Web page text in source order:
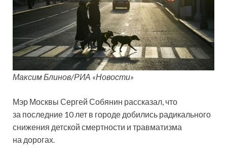
Максим Блинов/РИА «Новости»
Мэр Москвы Сергей Собянин рассказал, что
за последние 10 лет в городе добились радикального
снижения детской смертности и травматизма
на дорогах.